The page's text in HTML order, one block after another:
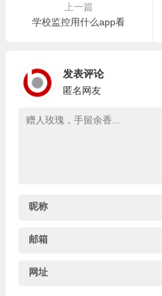
上一篇
学校监控用什么app看
发表评论
匿名网友
昵称
邮箱
网址